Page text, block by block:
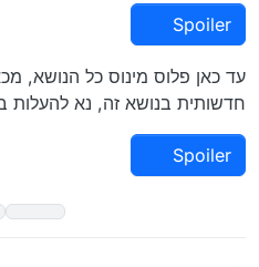
Spoiler
עד כאן פלוס מינוס כל הנושא,
חדשותית בנושא זה, נא
Spoiler